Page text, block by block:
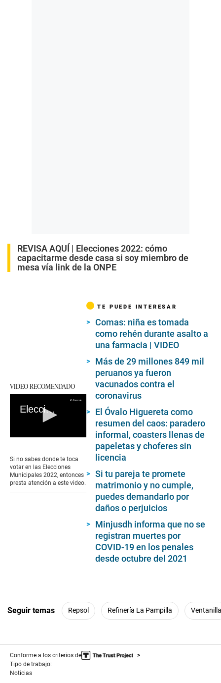
REVISA AQUÍ | Elecciones 2022: cómo
capacitarme desde casa si soy miembro de
mesa vía link de la ONPE
VIDEO RECOMENDADO
Elecciones 2022: entérate cuál es tu local de votación asignado por la ONPE
of
0
seconds
Si no sabes donde te toca
votar en las Elecciones
Municipales 2022, entonces
presta atención a este video.
TE PUEDE INTERESAR
Comas: niña es tomada
como rehén durante asalto a
una farmacia | VIDEO
Más de 29 millones 849 mil
peruanos ya fueron
vacunados contra el
coronavirus
El Óvalo Higuereta como
resumen del caos: paradero
informal, coasters llenas de
papeletas y choferes sin
licencia
Si tu pareja te promete
matrimonio y no cumple,
puedes demandarlo por
daños o perjuicios
Minjusdh informa que no se
registran muertes por
COVID-19 en los penales
desde octubre del 2021
Seguir temas Repsol Refinería La Pampilla Ventanilla
Conforme a los criterios de
Tipo de trabajo:
Noticias